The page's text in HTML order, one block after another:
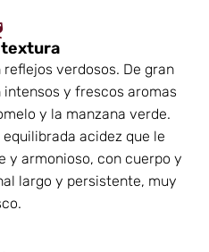
textura
verdosos. De gran
y frescos aromas
y la manzana verde.
acidez que le
y armonioso, con cuerpo y
largo y persistente, muy